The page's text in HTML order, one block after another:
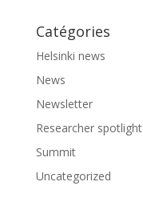
Catégories
Helsinki news
News
Newsletter
Researcher spotlight
Summit
Uncategorized